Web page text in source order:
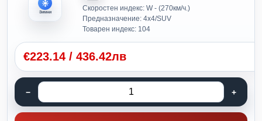
Зимни
Скоростен индекс: W - (270км/ч.)
Предназначение: 4x4/SUV
Товарен индекс: 104
€223.14 / 436.42лв